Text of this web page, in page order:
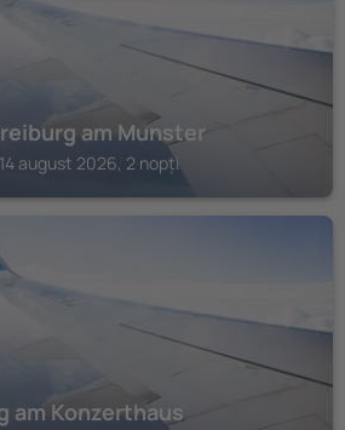
am Munster
august 2026, 2 nopți
am Konzerthaus